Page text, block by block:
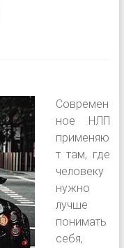
Современ
ное НЛП
применяю
т там, где
человеку
нужно
лучше
понимать
себя,